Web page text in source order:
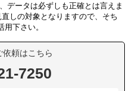
データは必ずしも正確とは言えま
しの対象となりますので、そち
下さい。
依頼はこちら
7250